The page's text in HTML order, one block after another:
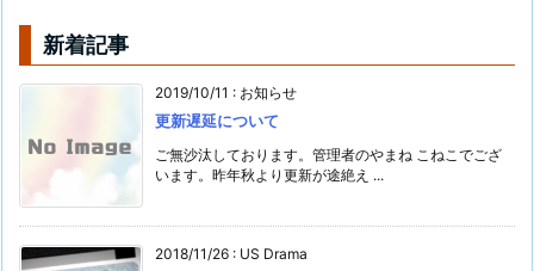
新着記事
2019/10/11 : お知らせ
更新遅延について
ご無沙汰しております。管理者のやまね こねこでござ
います。昨年秋より更新が途絶え ...
2018/11/26 : US Drama